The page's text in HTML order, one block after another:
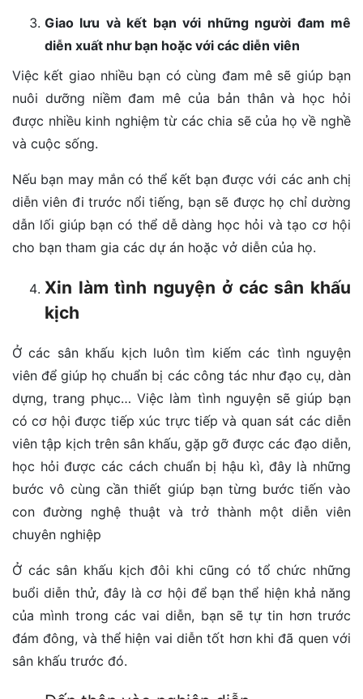
Giao lưu và kết bạn với những người đam mê
diễn xuất như bạn hoặc với các diễn viên
Việc kết giao nhiều bạn có cùng đam mê sẽ giúp bạn
nuôi dưỡng niềm đam mê của bản thân và học hỏi
được nhiều kinh nghiệm từ các chia sẽ của họ về nghề
và cuộc sống.
Nếu bạn may mắn có thể kết bạn được với các anh chị
diễn viên đi trước nổi tiếng, bạn sẽ được họ chỉ dường
dẫn lối giúp bạn có thể dễ dàng học hỏi và tạo cơ hội
cho bạn tham gia các dự án hoặc vở diễn của họ.
Xin làm tình nguyện ở các sân khấu
kịch
Ở các sân khấu kịch luôn tìm kiếm các tình nguyện
viên để giúp họ chuẩn bị các công tác như đạo cụ, dàn
dựng, trang phục… Việc làm tình nguyện sẽ giúp bạn
có cơ hội được tiếp xúc trực tiếp và quan sát các diễn
viên tập kịch trên sân khấu, gặp gỡ được các đạo diễn,
học hỏi được các cách chuẩn bị hậu kì, đây là những
bước vô cùng cần thiết giúp bạn từng bước tiến vào
con đường nghệ thuật và trở thành một diễn viên
chuyên nghiệp
Ở các sân khấu kịch đôi khi cũng có tổ chức những
buổi diễn thử, đây là cơ hội để bạn thể hiện khả năng
của mình trong các vai diễn, bạn sẽ tự tin hơn trước
đám đông, và thể hiện vai diễn tốt hơn khi đã quen với
sân khấu trước đó.